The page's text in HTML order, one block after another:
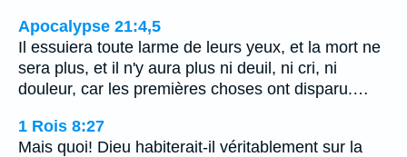
Apocalypse 21:4,5
Il essuiera toute larme de leurs yeux, et la mort ne
sera plus, et il n'y aura plus ni deuil, ni cri, ni
douleur, car les premières choses ont disparu.…
1 Rois 8:27
Mais quoi! Dieu habiterait-il véritablement sur la